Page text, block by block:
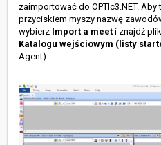
zaimportować do OPTIc3.NET.
przyciskiem myszy nazwę
wybierz Import a meet i znajdź
Katalogu wejściowym (listy
Agent).